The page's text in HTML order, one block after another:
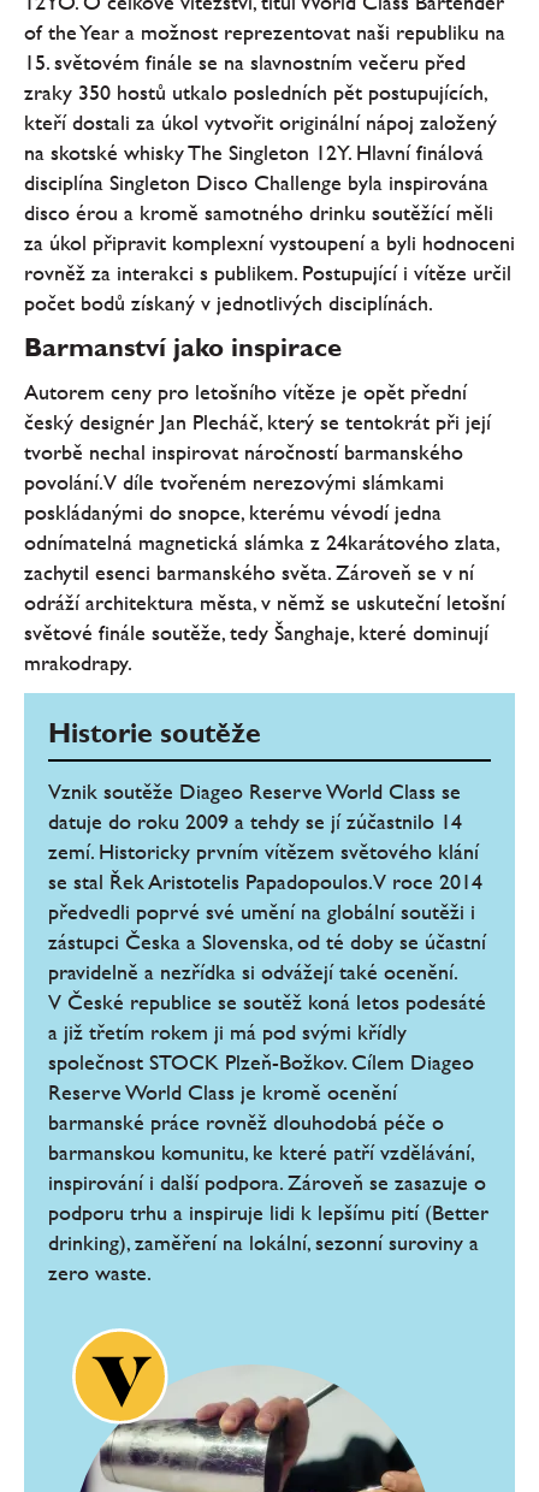
of the Year a možnost reprezentovat naši republiku na
15. světovém finále se na slavnostním večeru před
zraky 350 hostů utkalo posledních pět postupujících,
kteří dostali za úkol vytvořit originální nápoj založený
na skotské whisky The Singleton 12Y. Hlavní finálová
disciplína Singleton Disco Challenge byla inspirována
disco érou a kromě samotného drinku soutěžící měli
za úkol připravit komplexní vystoupení a byli hodnoceni
rovněž za interakci s publikem. Postupující i vítěze určil
počet bodů získaný v jednotlivých disciplínách.
Barmanství jako inspirace
Autorem ceny pro letošního vítěze je opět přední
český designér Jan Plecháč, který se tentokrát při její
tvorbě nechal inspirovat náročností barmanského
povolání. V díle tvořeném nerezovými slámkami
poskládanými do snopce, kterému vévodí jedna
odnímatelná magnetická slámka z 24karátového zlata,
zachytil esenci barmanského světa. Zároveň se v ní
odráží architektura města, v němž se uskuteční letošní
světové finále soutěže, tedy Šanghaje, které dominují
mrakodrapy.
Historie soutěže
Vznik soutěže Diageo Reserve World Class se
datuje do roku 2009 a tehdy se jí zúčastnilo 14
zemí. Historicky prvním vítězem světového klání
se stal Řek Aristotelis Papadopoulos. V roce 2014
předvedli poprvé své umění na globální soutěži i
zástupci Česka a Slovenska, od té doby se účastní
pravidelně a nezřídka si odvážejí také ocenění.
V České republice se soutěž koná letos podesáté
a již třetím rokem ji má pod svými křídly
společnost STOCK Plzeň-Božkov. Cílem Diageo
Reserve World Class je kromě ocenění
barmanské práce rovněž dlouhodobá péče o
barmanskou komunitu, ke které patří vzdělávání,
inspirování i další podpora. Zároveň se zasazuje o
podporu trhu a inspiruje lidi k lepšímu pití (Better
drinking), zaměření na lokální, sezonní suroviny a
zero waste.